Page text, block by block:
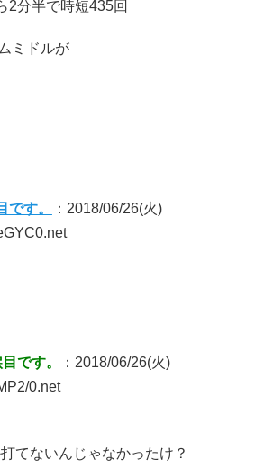
2分半で時短435回
ミドルが
です。
：2018/06/26(火)
です。
：2018/06/26(火)
0.net
てないんじゃなかったけ？